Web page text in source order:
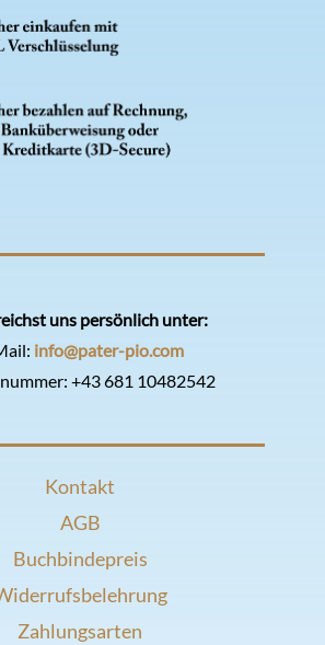
uns persönlich unter:
info@pater-pio.com
+43 681 10482542
Kontakt
AGB
Buchbindepreis
Zahlungsarten